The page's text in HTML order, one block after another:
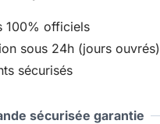
100% officiels
sous 24h (jours ouvrés)
sécurisés
sécurisée garantie